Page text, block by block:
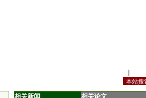
相关新闻 相关论文